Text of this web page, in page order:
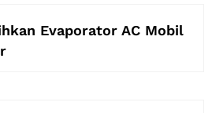
Evaporator AC Mobil